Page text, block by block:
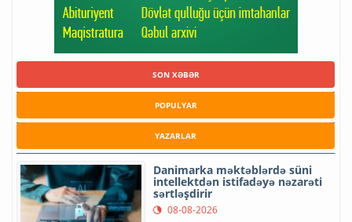
SON XƏBƏR
POPULYAR
YAZARLAR
Danimarka məktəblərdə süni
intellektdən istifadəyə nəzarəti
sərtləşdirir
08-08-2026